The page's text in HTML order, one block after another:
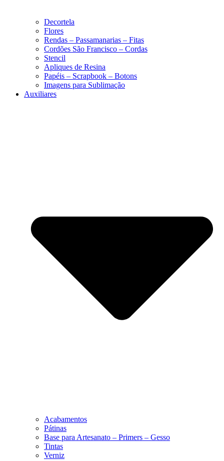
Decortela
Flores
Rendas – Passamanarias – Fitas
Cordões São Francisco – Cordas
Stencil
Apliques de Resina
Papéis – Scrapbook – Botons
Imagens para Sublimação
Auxiliares
Acabamentos
Pátinas
Base para Artesanato – Primers – Gesso
Tintas
Verniz